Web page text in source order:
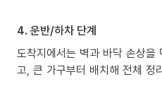
4. 운반/하차 단계
도착지에서는 벽과 바닥 손상
고, 큰 가구부터 배치해 전체 정